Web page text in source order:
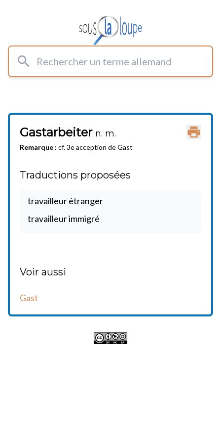
Rechercher un terme allemand
Gastarbeiter n. m.
Remarque : cf. 3e acception de Gast
Traductions proposées
travailleur étranger
travailleur immigré
Voir aussi
Gast